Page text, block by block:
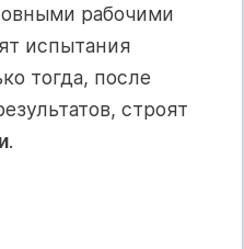
рабочими
испытания
тогда, после
строят
.